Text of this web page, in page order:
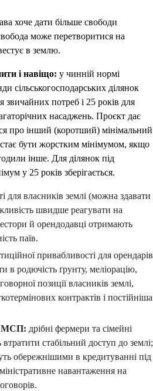
хоче дати більше свободи
може перетворитися на
в землю.
і навіщо: у чинній нормі
сільськогосподарських ділянок
звичайних потреб і 25 років для
насаджень. Проєкт дає
про інший (коротший) мінімальний
бути жорстким мінімумом, якщо
інше. Для ділянок під
у 25 років зберігається.
для власників землі (можна здавати
швидше реагувати на
й орендодавці отримають
паїв.
привабливості для орендарів
в родючість ґрунту, меліорацію,
позиції власників землі,
контрактів і постійніша
МСП: дрібні фермери та сімейні
стабільний доступ до землі;
обережнішими в кредитуванні під
навантаження на